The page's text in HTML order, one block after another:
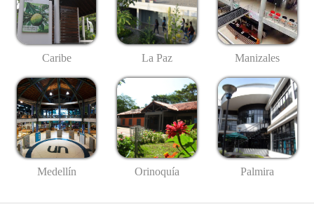
Caribe La Paz Manizales
Medellín Orinoquía Palmira